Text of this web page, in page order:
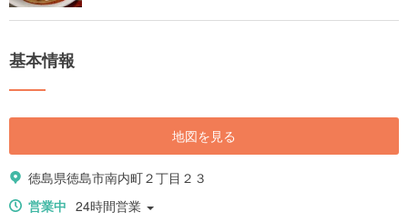
基本情報
地図を見る
徳島県徳島市南内町２丁目２３
営業中 24時間営業